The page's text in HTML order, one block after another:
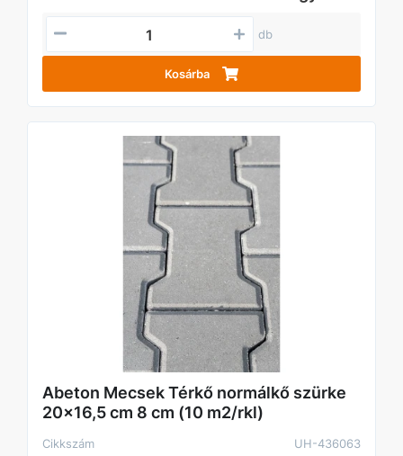
db
Kosárba
Abeton Mecsek Térkő normálkő szürke
20x16,5 cm 8 cm (10 m2/rkl)
Cikkszám
UH-436063